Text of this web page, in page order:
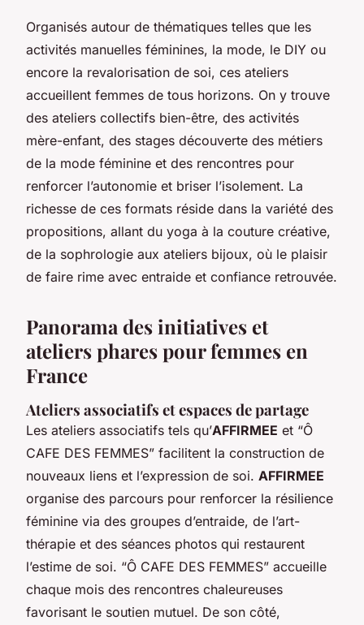
Organisés autour de thématiques telles que les
activités manuelles féminines, la mode, le DIY ou
encore la revalorisation de soi, ces ateliers
accueillent femmes de tous horizons. On y trouve
des ateliers collectifs bien-être, des activités
mère-enfant, des stages découverte des métiers
de la mode féminine et des rencontres pour
renforcer l’autonomie et briser l’isolement. La
richesse de ces formats réside dans la variété des
propositions, allant du yoga à la couture créative,
de la sophrologie aux ateliers bijoux, où le plaisir
de faire rime avec entraide et confiance retrouvée.
Panorama des initiatives et
ateliers phares pour femmes en
France
Ateliers associatifs et espaces de partage
Les ateliers associatifs tels qu’AFFIRMEE et “Ô
CAFE DES FEMMES” facilitent la construction de
nouveaux liens et l’expression de soi. AFFIRMEE
organise des parcours pour renforcer la résilience
féminine via des groupes d’entraide, de l’art-
thérapie et des séances photos qui restaurent
l’estime de soi. “Ô CAFE DES FEMMES” accueille
chaque mois des rencontres chaleureuses
favorisant le soutien mutuel. De son côté,